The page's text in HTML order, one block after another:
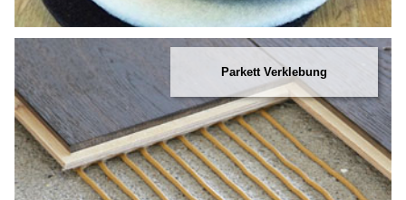
Parkett Verklebung